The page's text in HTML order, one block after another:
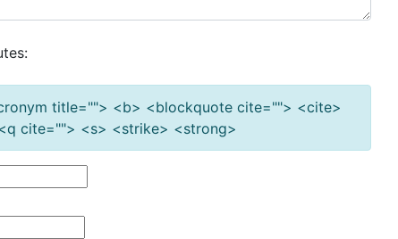
title=""> <b> <blockquote cite=""> <cite>
cite=""> <s> <strike> <strong>